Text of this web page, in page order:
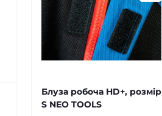
Блуза робоча HD+, розмір
S NEO TOOLS